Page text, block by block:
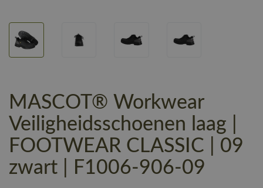
MASCOT® Workwear
Veiligheidsschoenen laag |
FOOTWEAR CLASSIC | 09
zwart | F1006-906-09